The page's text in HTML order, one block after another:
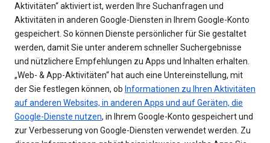
Aktivitäten“ aktiviert ist, werden Ihre Suchanfragen und
Aktivitäten in anderen Google-Diensten in Ihrem Google-Konto
gespeichert. So können Dienste persönlicher für Sie gestaltet
werden, damit Sie unter anderem schneller Suchergebnisse
und nützlichere Empfehlungen zu Apps und Inhalten erhalten.
„Web- & App-Aktivitäten“ hat auch eine Untereinstellung, mit
der Sie festlegen können, ob Informationen zu Ihren Aktivitäten
auf anderen Websites, in anderen Apps und auf Geräten, die
Google-Dienste nutzen, in Ihrem Google-Konto gespeichert und
zur Verbesserung von Google-Diensten verwendet werden. Zu